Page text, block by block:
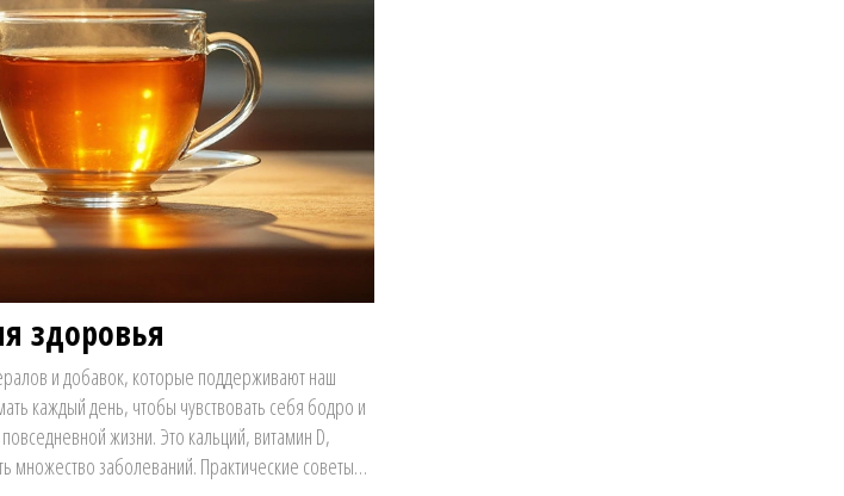
здоровья
и добавок, которые поддерживают наш
каждый день, чтобы чувствовать себя бодро и
жизни. Это кальций, витамин D,
заболеваний. Практические советы